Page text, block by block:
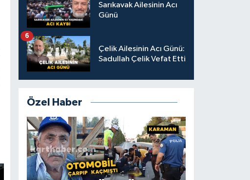
Sarıkavak Ailesinin Acı
Günü
Çelik Ailesinin Acı Günü:
Sadullah Çelik Vefat Etti
6
Özel Haber